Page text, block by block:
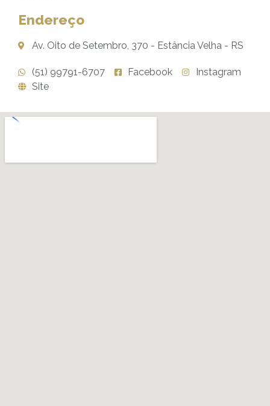
Endereço
Av. Oito de Setembro, 370 - Estância Velha - RS
(51) 99791-6707 Facebook
Instagram
Site